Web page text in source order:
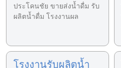
ประโคนชัย ขายส่งน้ำดื่ม รับ
ผลิตน้ำดื่ม โรงงานผล
โรงงานรับผลิตน้ำ